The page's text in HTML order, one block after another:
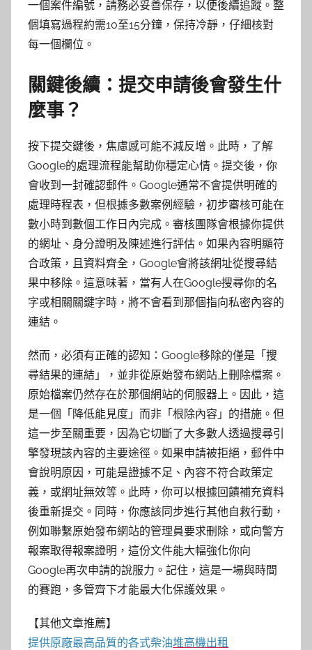
一個案件編號，請務必妥善保存，以便後續追蹤。整
個填寫過程約需10至15分鐘，保持冷靜，仔細核對
每一個欄位。
關鍵後續：提交申請後會發生什
麼事？
按下提交鍵後，焦慮感可能不減反增。此時，了解
Google的處理流程能幫助你穩定心情。提交後，你
會收到一封確認郵件。Google通常不會提供明確的
處理時程表，但根據多數案例經驗，初步審核可能在
數小時到數個工作日內完成。審核團隊會根據你提供
的網址、身分證明及陳述進行評估。如果內容明顯符
合政策，且資料齊全，Google會將該網址從搜尋結
果中移除。這意味著，當有人在Google搜尋你的名
字或相關關鍵字時，將不會看到那個指向私密內容的
連結。
然而，必須有正確的認知：Google移除的僅是「搜
尋結果的連結」，並非從原始發布網站上刪除檔案。
原始檔案仍然存在於那個網站的伺服器上。因此，這
是一個「降低能見度」而非「根除內容」的措施。但
這一步至關重要，因為它切斷了大多數人透過搜尋引
擎發現該內容的主要途徑。如果申請被拒絕，郵件中
會說明原因，可能是證據不足、內容不符合政策定
義，或網址無效等。此時，你可以根據回饋補充資料
後重新提交。同時，你應該同步進行其他自救行動，
例如聯繫原始發布網站的管理員要求刪除，或向警方
報案取得報案證明，這份文件能大幅強化你向
Google再次申請的說服力。記住，這是一場與時間
的賽跑，多管齊下才能最大化保護效果。
【其他文章推薦】
提供原廠最高品質的各式柴油堆高機出租